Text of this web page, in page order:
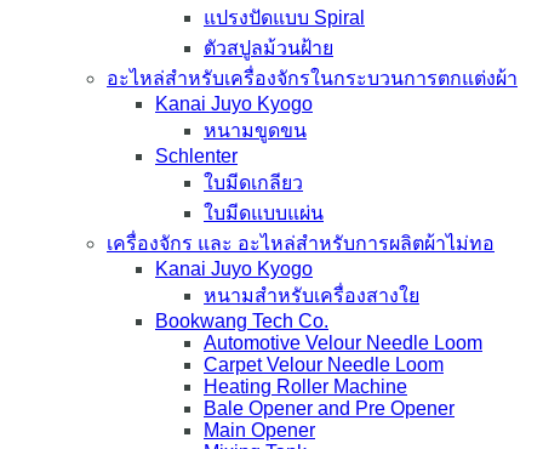
แปรงปัดแบบ Spiral
ตัวสปูลม้วนฝ้าย
อะไหล่สำหรับเครื่องจักรในกระบวนการตกแต่งผ้า
Kanai Juyo Kyogo
หนามขูดขน
Schlenter
ใบมีดเกลียว
ใบมีดแบบแผ่น
เครื่องจักร และ อะไหล่สำหรับการผลิตผ้าไม่ทอ
Kanai Juyo Kyogo
หนามสำหรับเครื่องสางใย
Bookwang Tech Co.
Automotive Velour Needle Loom
Carpet Velour Needle Loom
Heating Roller Machine
Bale Opener and Pre Opener
Main Opener